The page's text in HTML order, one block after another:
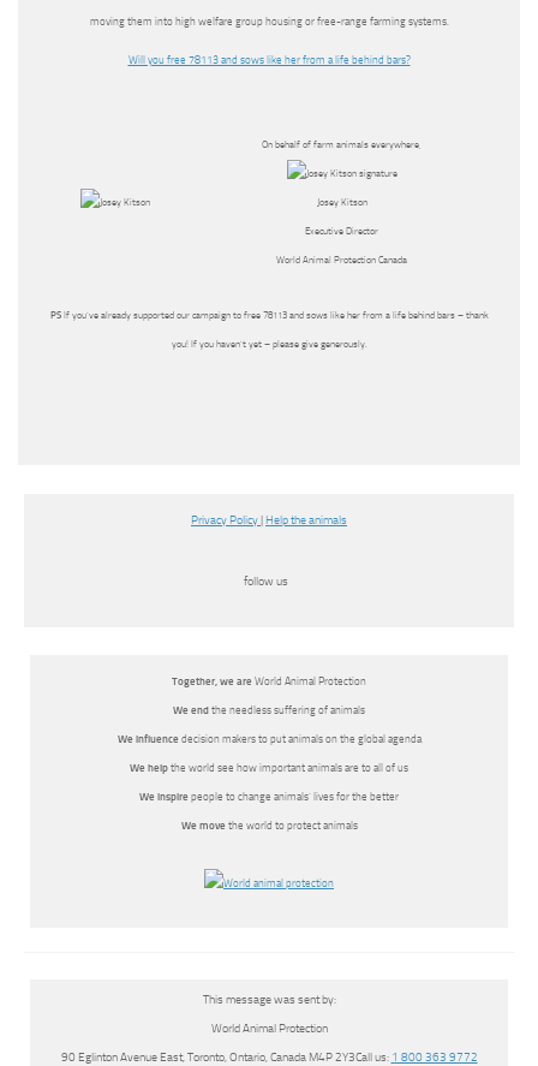
moving them into high welfare group housing or free-range farming systems.
Will you free 78113 and sows like her from a life behind bars?
On behalf of farm animals everywhere,
Josey Kitson
Executive Director
World Animal Protection Canada
PSIf you’ve already supported our campaign to free 78113 and sows like her from a life behind bars – thank
you! If you haven’t yet – please give generously.
Privacy Policy Help the animals
follow us
Together, we are World Animal Protection
We end the needless suffering of animals
We influence decision makers to put animals on the global agenda
We help the world see how important animals are to all of us
We inspire people to change animals’ lives for the better
We move the world to protect animals
This message was sent by:
World Animal Protection
90 Eglinton Avenue East, Toronto, Ontario, Canada M4P 2Y3Call us: 1 800 363 9772